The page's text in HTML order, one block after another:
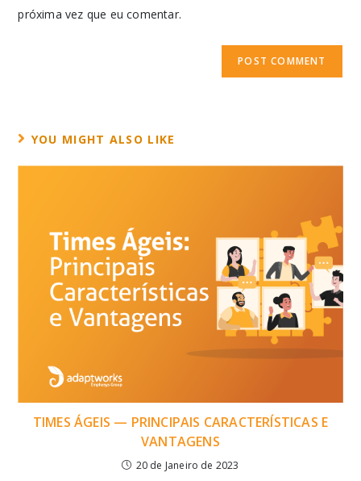
próxima vez que eu comentar.
YOU MIGHT ALSO LIKE
TIMES ÁGEIS — PRINCIPAIS CARACTERÍSTICAS E
VANTAGENS
20 de Janeiro de 2023